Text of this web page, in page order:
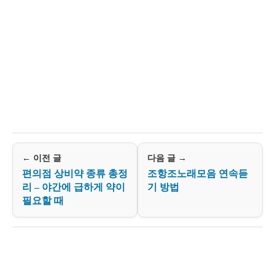
← 이전 글
편의점 상비약 종류 총정
리 – 야간에 급하게 약이
필요할 때
다음 글 →
조항조노래모음 연속듣
기 방법